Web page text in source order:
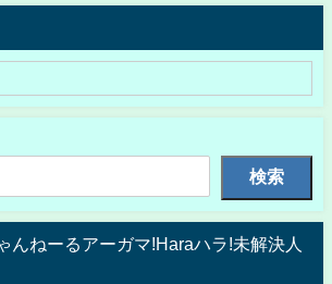
検索
んねーるアーガマ!Haraハラ!未解決人